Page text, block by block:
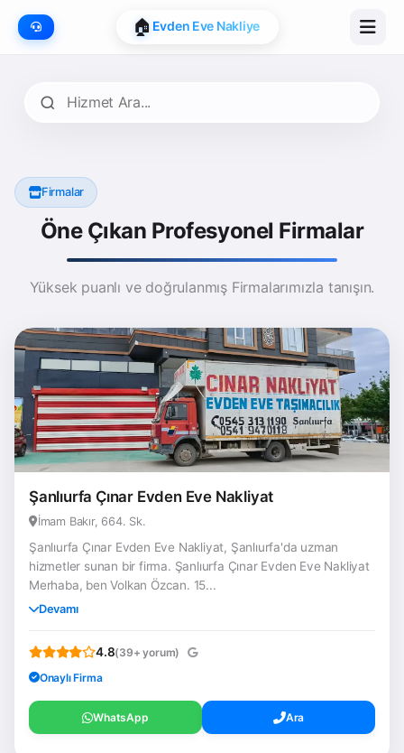
🏠Evden Eve Nakliye
📍Google Map Onaylı
Firmalar
Öne Çıkan Profesyonel Firmalar
Yüksek puanlı ve doğrulanmış Firmalarımızla tanışın.
Şanlıurfa Çınar Evden Eve Nakliyat
İmam Bakır, 664. Sk.
Şanlıurfa Çınar Evden Eve Nakliyat, Şanlıurfa'da uzman
hizmetler sunan bir firma. Şanlıurfa Çınar Evden Eve Nakliyat
Merhaba, ben Volkan Özcan. 15...
Devamı
4.8(39+ yorum)
Onaylı Firma
WhatsApp Ara